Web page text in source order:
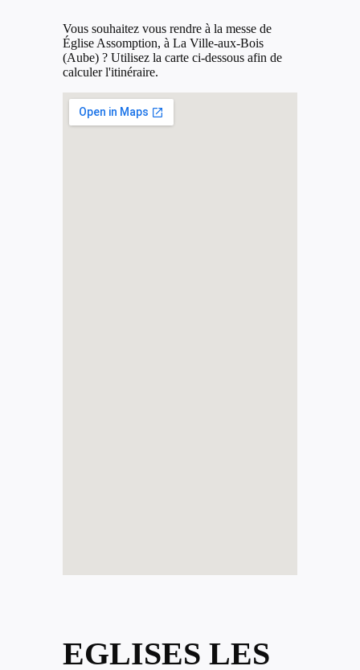
Vous souhaitez vous rendre à la messe de
Église Assomption, à La Ville-aux-Bois
(Aube) ? Utilisez la carte ci-dessous afin de
calculer l'itinéraire.
EGLISES LES